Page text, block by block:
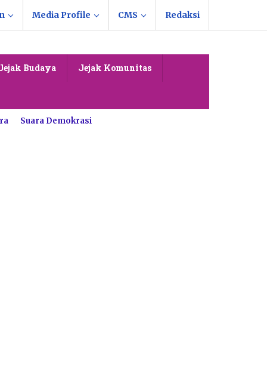
Media Profile CMS Redaksi
Budaya Jejak Komunitas
Suara Demokrasi